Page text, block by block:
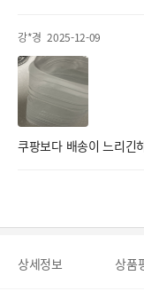
강*경 2025-12-09
쿠팡보다 배송이 느리긴
상세정보 상품